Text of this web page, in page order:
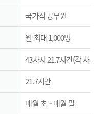
국가직 공무원
월 최대 1,000명
43차시 21.7시간(각 차
21.7시간
매월 초 ~ 매월 말